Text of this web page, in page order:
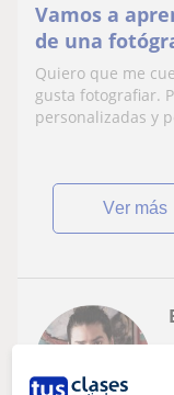
Vamos a
de una
en el
industria
Avanzadas
Quiero que me
gusta fotografiar.
personalizadas y
ver más